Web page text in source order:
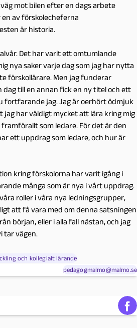
mot bilen efter en dags arbete
av förskolecheferna
är historia.
Det har varit ett omtumlande
nya saker varje dag som jag har nytta
förskollärare. Men jag funderar
till en annan fick en ny titel och ett
fortfarande jag. Jag är oerhört ödmjuk
har väldigt mycket att lära kring mig
som ledare. För det är den
ett uppdrag som ledare, och hur är
kring förskolorna har varit igång i
många som är nya i vårt uppdrag.
roller i våra nya ledningsgrupper,
att få vara med om denna satsningen
början, eller i alla fall nästan, och jag
tar vägen.
och kollegialt lärande
pedagogmalmo@malmo.se